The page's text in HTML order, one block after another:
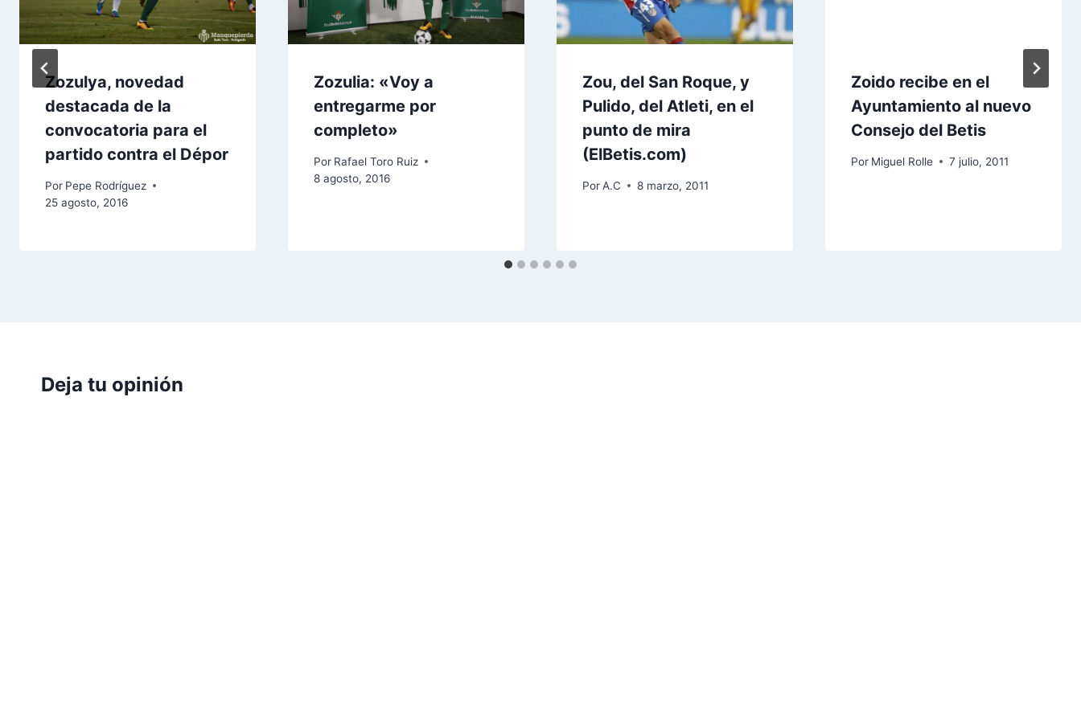
Zozulya, novedad
destacada de la
convocatoria para el
partido contra el Dépor
Por Pepe Rodríguez
25 agosto, 2016
Zozulia: «Voy a
entregarme por
completo»
Por Rafael Toro Ruiz
8 agosto, 2016
Zou, del San Roque, y
Pulido, del Atleti, en el
punto de mira
(ElBetis.com)
PorA.C 8 marzo, 2011
Zoido recibe en el
Ayuntamiento al nuevo
Consejo del Betis
Por Miguel Rolle 7 julio, 2011
Deja tu opinión